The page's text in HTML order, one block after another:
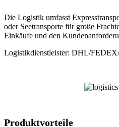
Die Logistik umfasst
oder Seetransporte für große
Einkäufe und den
Logistikdienstleister: DHL/
Produktvorteile